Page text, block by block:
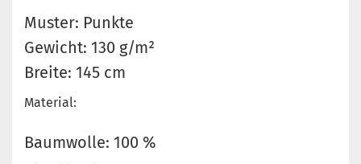
Muster: Punkte
Gewicht: 130 g/m²
Breite: 145 cm
Material:
Baumwolle: 100 %